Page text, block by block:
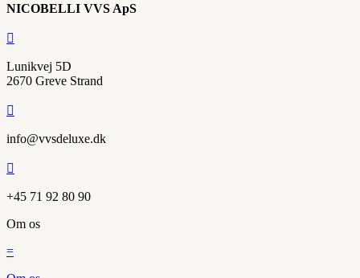
NICOBELLI VVS ApS

Lunikvej 5D
2670 Greve Strand

info@vvsdeluxe.dk

+45 71 92 80 90
Om os
=